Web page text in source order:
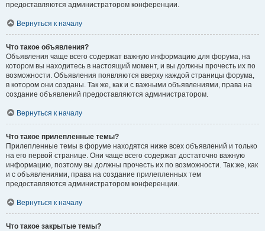
предоставляются администратором конференции.
Вернуться к началу
Что такое объявления?
Объявления чаще всего содержат важную информацию для форума, на
котором вы находитесь в настоящий момент, и вы должны прочесть их по
возможности. Объявления появляются вверху каждой страницы форума,
в котором они созданы. Так же, как и с важными объявлениями, права на
создание объявлений предоставляются администратором.
Вернуться к началу
Что такое прилепленные темы?
Прилепленные темы в форуме находятся ниже всех объявлений и только
на его первой странице. Они чаще всего содержат достаточно важную
информацию, поэтому вы должны прочесть их по возможности. Так же, как
и с объявлениями, права на создание прилепленных тем
предоставляются администратором конференции.
Вернуться к началу
Что такое закрытые темы?